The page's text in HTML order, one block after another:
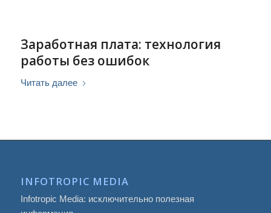
Заработная плата: технология
работы без ошибок
Читать далее
INFOTROPIC MEDIA
Infotropic Media: исключительно полезная